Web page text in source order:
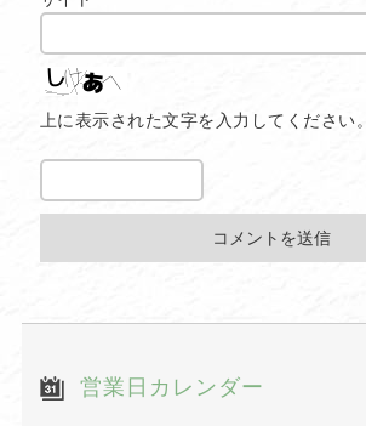
上に表示された文字を入力してください。
営業日カレンダー